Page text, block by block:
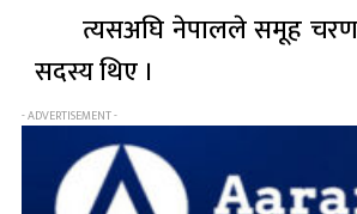
त्यसअघि नेपालले समूह
सदस्य थिए ।
- ADVERTISEMENT -